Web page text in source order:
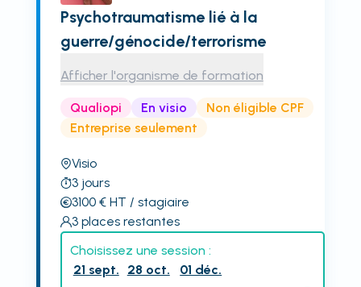
Psychotraumatisme lié à la
guerre/génocide/terrorisme
Afficher l'organisme de formation
Qualiopi En visio
Non éligible CPF
Entreprise seulement
Visio
3 jours
3100€ HT / stagiaire
3 places restantes
Choisissez une session :
21 sept.
28 oct.
01 déc.